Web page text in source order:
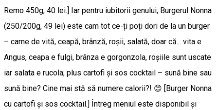
Remo 450g, 40 lei.] Iar pentru iubitorii genului, Burgerul Nonna
(250/200g, 49 lei) este cam tot ce-ți poți dori de la un burger
– carne de vită, ceapă, brânză, roșii, salată, doar că... vita e
Angus, ceapa e fulgi, brânza e gorgonzola, roșiile sunt uscate
iar salata e rucola; plus cartofi și sos cocktail – sună bine sau
sună bine? Cine mai stă să numere calorii?! 😊 [Burger Nonna
cu cartofi şi sos cocktail.] Întreg meniul este disponibil şi